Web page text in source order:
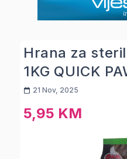
Hrana za
1KG QUICK
21 Nov, 2025
5,95 KM